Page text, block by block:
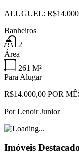
ALUGUEL:
Banheiros
2
Área
261 M²
Para Alugar
R$14.000,00 POR
PorLenoir Junior
Imóveis